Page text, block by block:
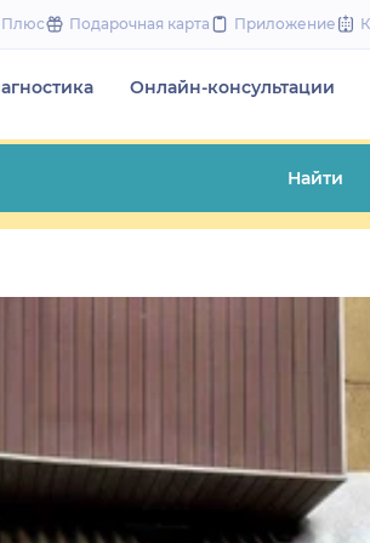
to
Плюс Подарочная карта Приложение
Онлайн-консультации
Найти